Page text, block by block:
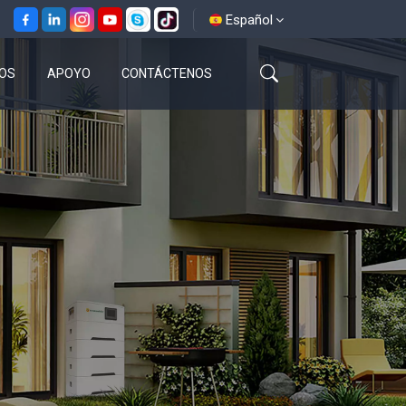
Español
العربية
APOYO CONTÁCTENOS